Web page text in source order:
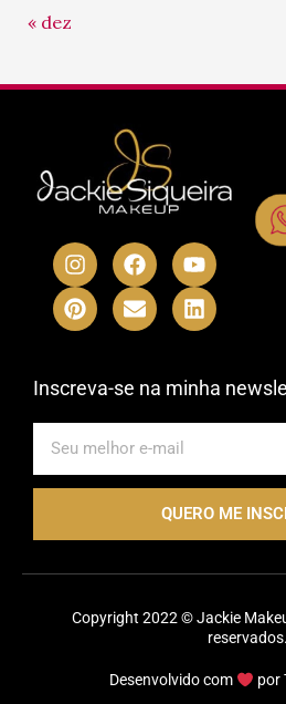
« dez
I
n
s
t
a
r
m
F
a
c
e
b
o
Y
o
u
t
u
e
P
i
n
t
e
e
t
E
n
v
e
l
p
L
i
n
k
e
i
Inscreva-se na minha
QUERO ME
Copyright 2022 © Jackie
reservados.
Desenvolvido com por